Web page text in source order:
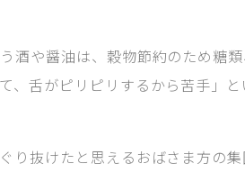
酒や醤油は、穀物節約のため糖
、舌がピリピリするから苦手」
り抜けたと思えるおばさま方の